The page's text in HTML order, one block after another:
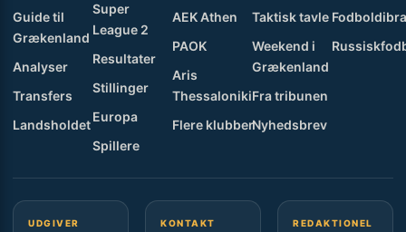
Guide til
Grækenland
Analyser
Transfers
Landsholdet
Super
League 2
Resultater
Stillinger
Europa
Spillere
AEK Athen
PAOK
Aris
Thessaloniki
Flere klubber
Taktisk tavle
Weekend i
Grækenland
Fra tribunen
Nyhedsbrev
UDGIVER KONTAKT
REDAKTIONEL